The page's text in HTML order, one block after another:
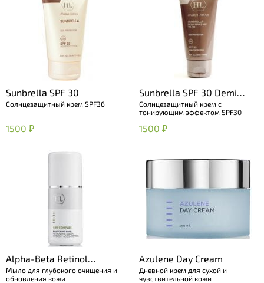
Sunbrella SPF 30
Солнцезащитный крем SPF36
1500 ₽
Sunbrella SPF 30 Demi
Make-Up
Солнцезащитный крем с
тонирующим эффектом SPF30
1500 ₽
Alpha-Beta Retinol
Restoring Soap
Мыло для глубокого очищения и
обновления кожи
Azulene Day Cream
Дневной крем для сухой и
чувствительной кожи